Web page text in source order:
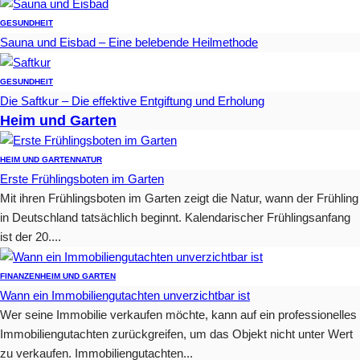
GESUNDHEIT
Sauna und Eisbad – Eine belebende Heilmethode
GESUNDHEIT
Die Saftkur – Die effektive Entgiftung und Erholung
Heim und Garten
HEIM UND GARTEN NATUR
Erste Frühlingsboten im Garten
Mit ihren Frühlingsboten im Garten zeigt die Natur, wann der Frühling
in Deutschland tatsächlich beginnt. Kalendarischer Frühlingsanfang
ist der 20....
FINANZEN HEIM UND GARTEN
Wann ein Immobiliengutachten unverzichtbar ist
Wer seine Immobilie verkaufen möchte, kann auf ein professionelles
Immobiliengutachten zurückgreifen, um das Objekt nicht unter Wert
zu verkaufen. Immobiliengutachten...